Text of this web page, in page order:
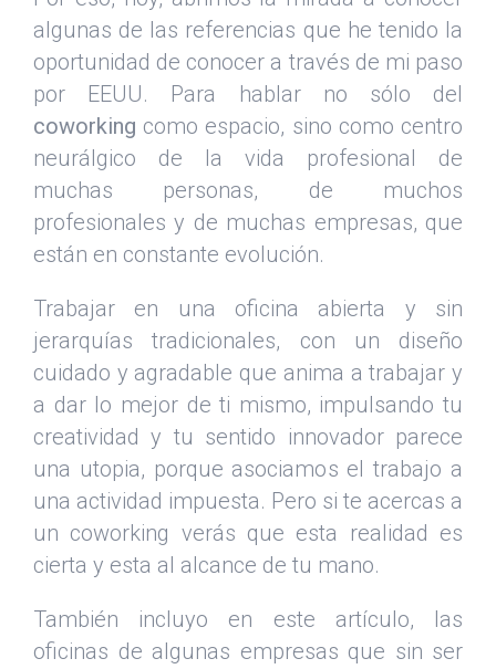
algunas de las referencias que he tenido la
oportunidad de conocer a través de mi paso
por EEUU. Para hablar no sólo del
coworking como espacio, sino como centro
neurálgico de la vida profesional de
muchas personas, de muchos
profesionales y de muchas empresas, que
están en constante evolución.
Trabajar en una oficina abierta y sin
jerarquías tradicionales, con un diseño
cuidado y agradable que anima a trabajar y
a dar lo mejor de ti mismo, impulsando tu
creatividad y tu sentido innovador parece
una utopia, porque asociamos el trabajo a
una actividad impuesta. Pero si te acercas a
un coworking verás que esta realidad es
cierta y esta al alcance de tu mano.
También incluyo en este artículo, las
oficinas de algunas empresas que sin ser